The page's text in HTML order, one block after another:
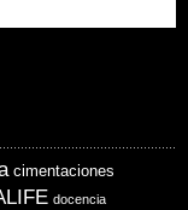
cimentaciones
docencia